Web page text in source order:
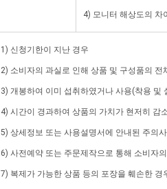
4) 모니터 해상도의 차
1) 신청기한이 지난 경우
2) 소비자의 과실로 인해 상품 및 구성품의
3) 개봉하여 이미 섭취하였거나 사용(착용 및
4) 시간이 경과하여 상품의 가치가 현저히 감
5) 상세정보 또는 사용설명서에 안내된 주의
6) 사전예약 또는 주문제작으로 통해 소비자
7) 복제가 가능한 상품 등의 포장을 훼손한 경